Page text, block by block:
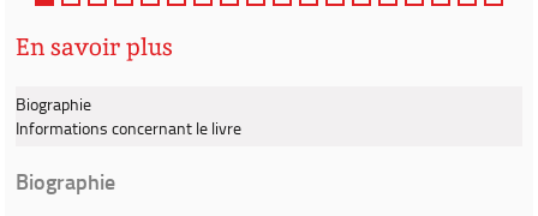
En savoir plus
Biographie
Informations concernant le livre
Biographie